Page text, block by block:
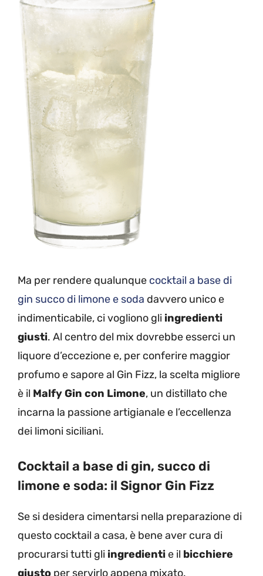
Ma per rendere qualunque cocktail a base di
gin succo di limone e soda davvero unico e
indimenticabile, ci vogliono gli ingredienti
giusti. Al centro del mix dovrebbe esserci un
liquore d’eccezione e, per conferire maggior
profumo e sapore al Gin Fizz, la scelta migliore
è il Malfy Gin con Limone, un distillato che
incarna la passione artigianale e l’eccellenza
dei limoni siciliani.
Cocktail a base di gin, succo di
limone e soda: il Signor Gin Fizz
Se si desidera cimentarsi nella preparazione di
questo cocktail a casa, è bene aver cura di
procurarsi tutti gli ingredienti e il bicchiere
giusto per servirlo appena mixato.